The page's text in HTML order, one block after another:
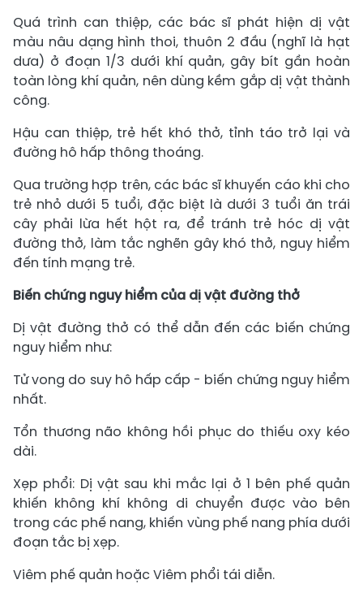
Quá trình can thiệp, các bác sĩ phát hiện dị vật
màu nâu dạng hình thoi, thuôn 2 đầu (nghĩ là hạt
dưa) ở đoạn 1/3 dưới khí quản, gây bít gần hoàn
toàn lòng khí quản, nên dùng kềm gắp dị vật thành
công.
Hậu can thiệp, trẻ hết khó thở, tỉnh táo trở lại và
đường hô hấp thông thoáng.
Qua trường hợp trên, các bác sĩ khuyến cáo khi cho
trẻ nhỏ dưới 5 tuổi, đặc biệt là dưới 3 tuổi ăn trái
cây phải lừa hết hột ra, để tránh trẻ hóc dị vật
đường thở, làm tắc nghẽn gây khó thở, nguy hiểm
đến tính mạng trẻ.
Biến chứng nguy hiểm của dị vật đường thở
Dị vật đường thở có thể dẫn đến các biến chứng
nguy hiểm như:
Tử vong do suy hô hấp cấp - biến chứng nguy hiểm
nhất.
Tổn thương não không hồi phục do thiếu oxy kéo
dài.
Xẹp phổi: Dị vật sau khi mắc lại ở 1 bên phế quản
khiến không khí không di chuyển được vào bên
trong các phế nang, khiến vùng phế nang phía dưới
đoạn tắc bị xẹp.
Viêm phế quản hoặc Viêm phổi tái diễn.